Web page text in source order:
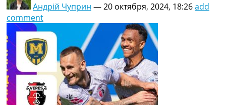
Андрій Чуприн —20 октября, 2024, 18:26add
comment